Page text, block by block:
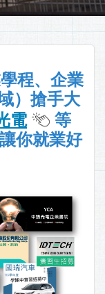
程、企業
）搶手大
電
等
讓你就業好